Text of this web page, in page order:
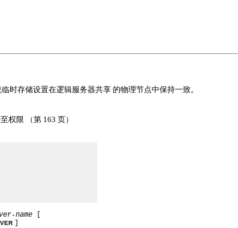
时存储设置在逻辑服务器共享 的物理节点中保持一致。
权限 （第 163 页）
name
[
]